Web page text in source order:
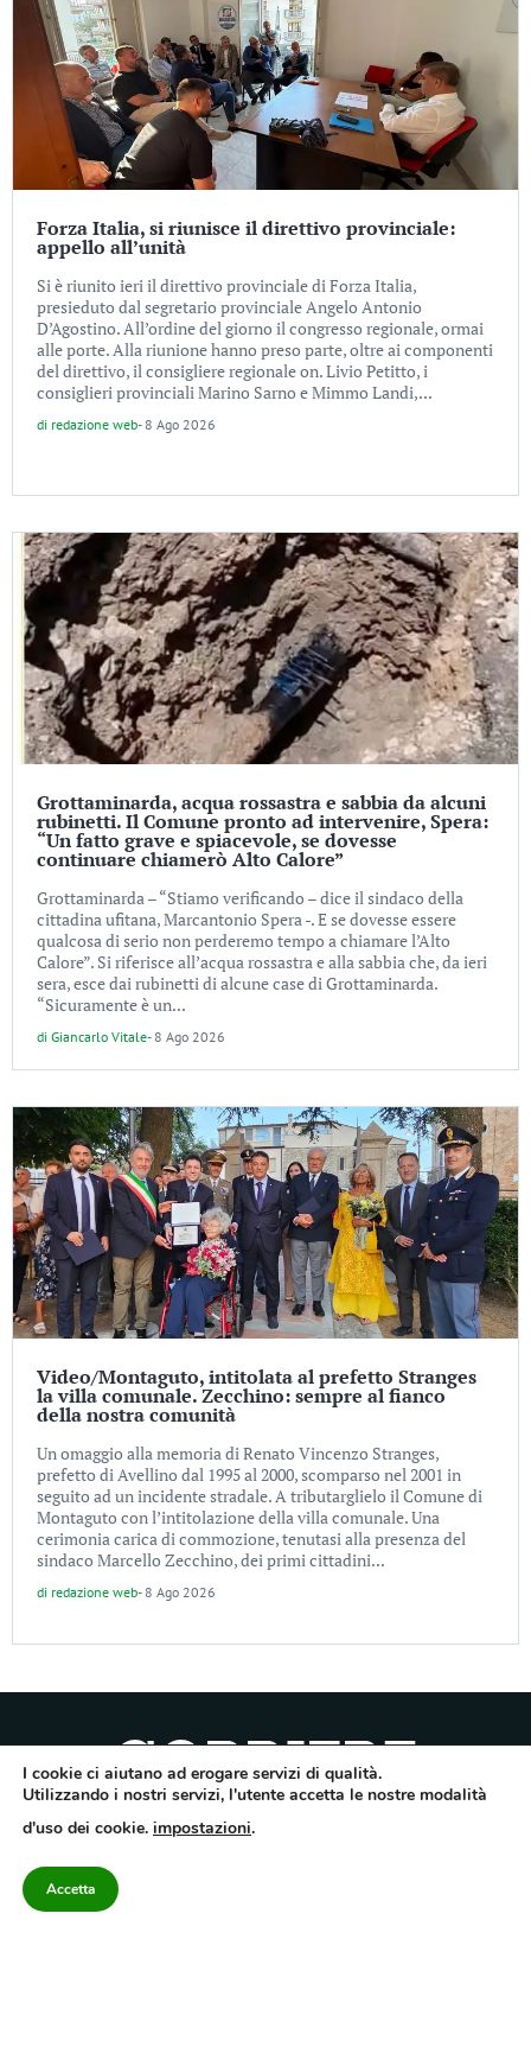
Forza Italia, si riunisce il direttivo provinciale:
appello all’unità
Si è riunito ieri il direttivo provinciale di Forza Italia,
presieduto dal segretario provinciale Angelo Antonio
D’Agostino. All’ordine del giorno il congresso regionale, ormai
alle porte. Alla riunione hanno preso parte, oltre ai componenti
del direttivo, il consigliere regionale on. Livio Petitto, i
consiglieri provinciali Marino Sarno e Mimmo Landi,...
di redazione web- 8 Ago 2026
Grottaminarda, acqua rossastra e sabbia da alcuni
rubinetti. Il Comune pronto ad intervenire, Spera:
“Un fatto grave e spiacevole, se dovesse
continuare chiamerò Alto Calore”
Grottaminarda – “Stiamo verificando – dice il sindaco della
cittadina ufitana, Marcantonio Spera -. E se dovesse essere
qualcosa di serio non perderemo tempo a chiamare l’Alto
Calore”. Si riferisce all’acqua rossastra e alla sabbia che, da ieri
sera, esce dai rubinetti di alcune case di Grottaminarda.
“Sicuramente è un...
di Giancarlo Vitale- 8 Ago 2026
Video/Montaguto, intitolata al prefetto Stranges
la villa comunale. Zecchino: sempre al fianco
della nostra comunità
Un omaggio alla memoria di Renato Vincenzo Stranges,
prefetto di Avellino dal 1995 al 2000, scomparso nel 2001 in
seguito ad un incidente stradale. A tributarglielo il Comune di
Montaguto con l’intitolazione della villa comunale. Una
cerimonia carica di commozione, tenutasi alla presenza del
sindaco Marcello Zecchino, dei primi cittadini...
di redazione web- 8 Ago 2026
10/9/2012. Iscritto nel Registro Operatori di Comunicazione al n.7671
Avellino – Cap.Soc. 20.000 € – REA 187346 – PI/CF. Reg. naz. stampa 10218/99
I cookie ci aiutano ad erogare servizi di qualità.
Utilizzando i nostri servizi, l'utente accetta le nostre modalità
d'uso dei cookie. impostazioni.
Accetta